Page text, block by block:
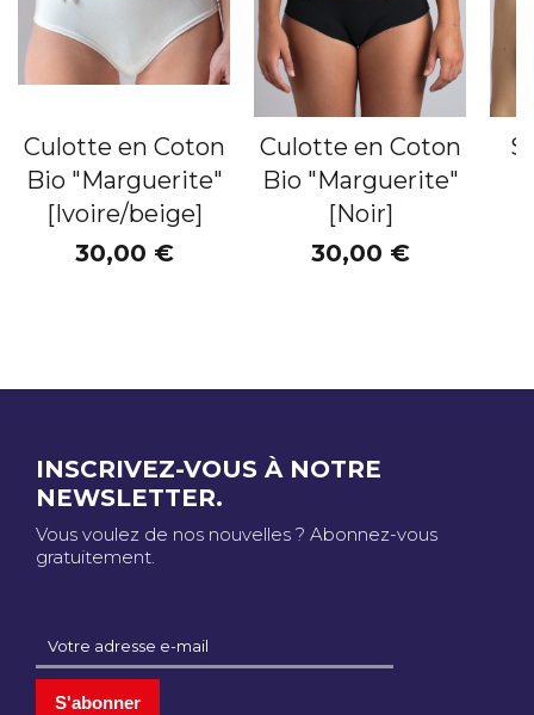
Culotte en Coton
Bio "Marguerite"
[Ivoire/beige]
30,00 €
Culotte en Coton
Bio "Marguerite"
[Noir]
30,00 €
INSCRIVEZ-VOUS À NOTRE
NEWSLETTER.
Vous voulez de nos nouvelles ? Abonnez-vous
gratuitement.
S'abonner